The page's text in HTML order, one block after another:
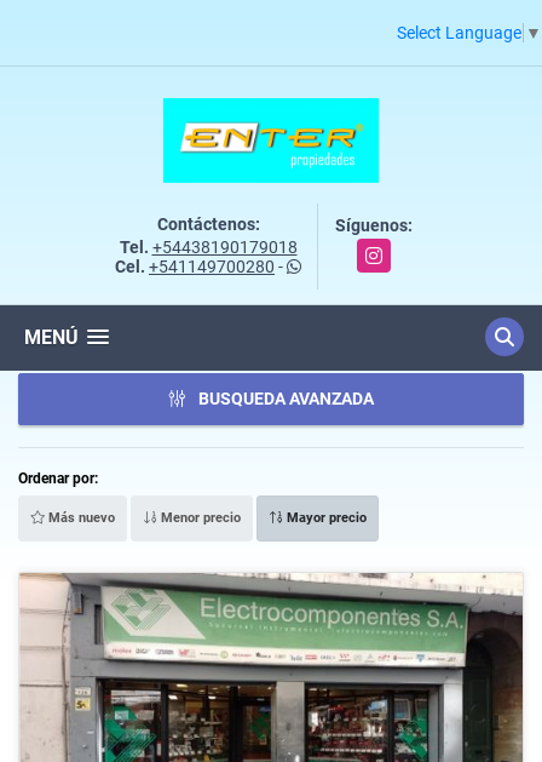
Select Language ▼
Contáctenos:
Tel. +54438190179018
Cel. +541149700280 -
Síguenos:
Instagram
MENÚ
BUSQUEDA AVANZADA
Ordenar por:
Más nuevo Menor precio Mayor precio